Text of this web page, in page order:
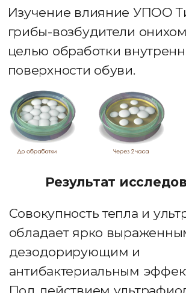
3 простых шага к
4-6 часов (для
45+ размера: 8-10 ч)
Потребляемая мощность:всего
7 Вт (экономно)
от 35
Гарантия:
Комплектация:
2 вкладыша,
инструкция, гарантийный талон
Страна производства:Россия
Достаньте устройство. Обувь
сухая, чистая и без запаха
Включите в сеть на 4-6
часов (на ночь)